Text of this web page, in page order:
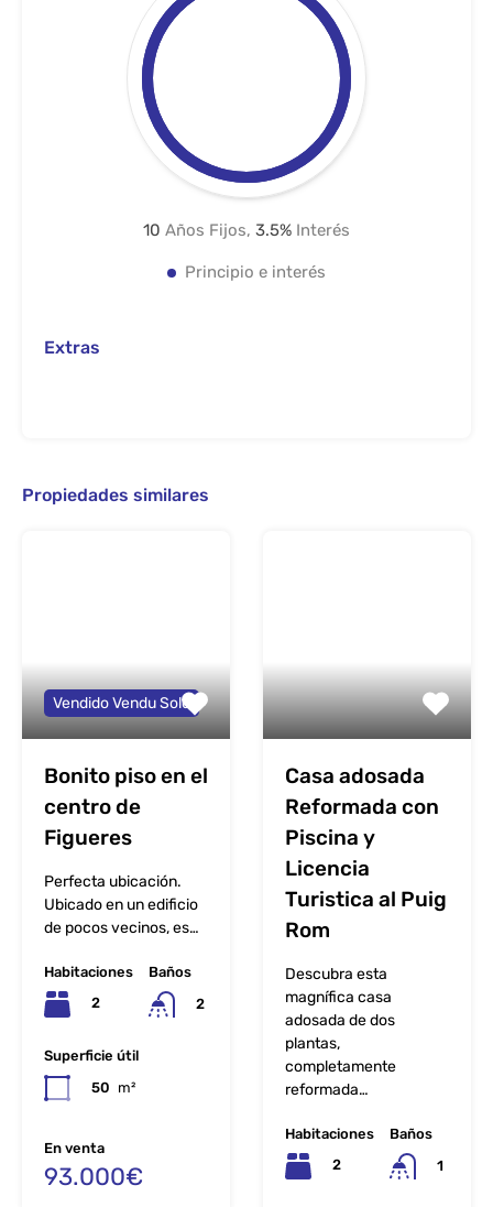
10 Años Fijos, 3.5% Interés
Principio e interés
Extras
Propiedades similares
Vendido Vendu Sold
Bonito piso en el
centro de
Figueres
Perfecta ubicación.
Ubicado en un edificio
de pocos vecinos, es…
Habitaciones
2
Baños
2
Superficie útil
50 m²
En venta
93.000€
Casa adosada
Reformada con
Piscina y
Licencia
Turistica al Puig
Rom
Descubra esta
magnífica casa
adosada de dos
plantas,
completamente
reformada…
Habitaciones
2
Baños
1